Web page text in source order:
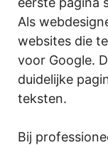
Als
websites die
voor Google.
duidelijke
teksten.
Bij